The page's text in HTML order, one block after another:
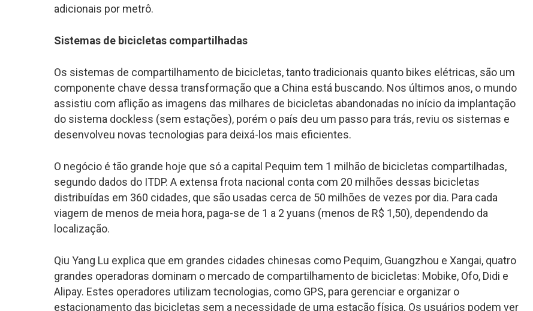
adicionais por metrô.
Sistemas de bicicletas compartilhadas
Os sistemas de compartilhamento de bicicletas, tanto tradicionais quanto bikes elétricas, são um
componente chave dessa transformação que a China está buscando. Nos últimos anos, o mundo
assistiu com aflição as imagens das milhares de bicicletas abandonadas no início da implantação
do sistema dockless (sem estações), porém o país deu um passo para trás, reviu os sistemas e
desenvolveu novas tecnologias para deixá-los mais eficientes.
O negócio é tão grande hoje que só a capital Pequim tem 1 milhão de bicicletas compartilhadas,
segundo dados do ITDP. A extensa frota nacional conta com 20 milhões dessas bicicletas
distribuídas em 360 cidades, que são usadas cerca de 50 milhões de vezes por dia. Para cada
viagem de menos de meia hora, paga-se de 1 a 2 yuans (menos de R$ 1,50), dependendo da
localização.
Qiu Yang Lu explica que em grandes cidades chinesas como Pequim, Guangzhou e Xangai, quatro
grandes operadoras dominam o mercado de compartilhamento de bicicletas: Mobike, Ofo, Didi e
Alipay. Estes operadores utilizam tecnologias, como GPS, para gerenciar e organizar o
estacionamento das bicicletas sem a necessidade de uma estação física. Os usuários podem ver